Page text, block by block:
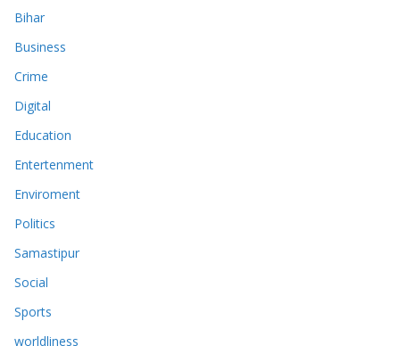
Bihar
Business
Crime
Digital
Education
Entertenment
Enviroment
Politics
Samastipur
Social
Sports
worldliness